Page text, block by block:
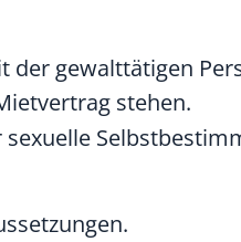
der gewalttätigen
stehen.